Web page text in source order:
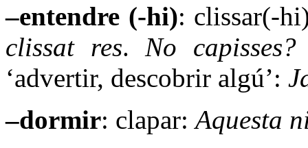
–entendre (-hi): clissar(-
clissat res.No capisses?
‘advertir, descobrir algú’:
–dormir: clapar:Aquesta